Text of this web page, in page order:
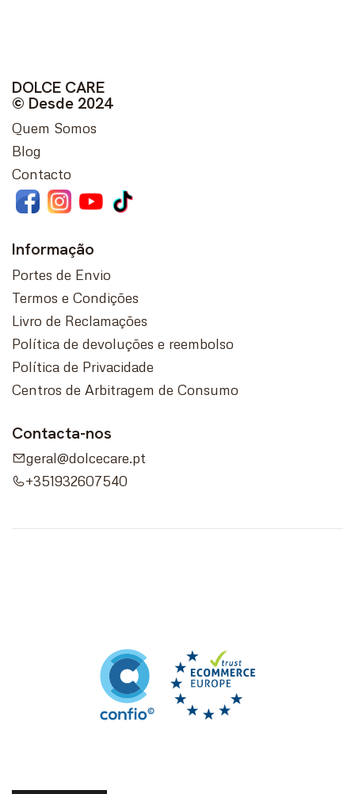
DOLCE CARE
© Desde 2024
Quem Somos
Blog
Contacto
Informação
Portes de Envio
Termos e Condições
Livro de Reclamações
Política de devoluções e reembolso
Política de Privacidade
Centros de Arbitragem de Consumo
Contacta-nos
geral@dolcecare.pt
+351932607540